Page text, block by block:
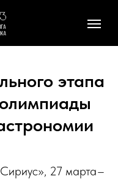
этапа
27 марта–